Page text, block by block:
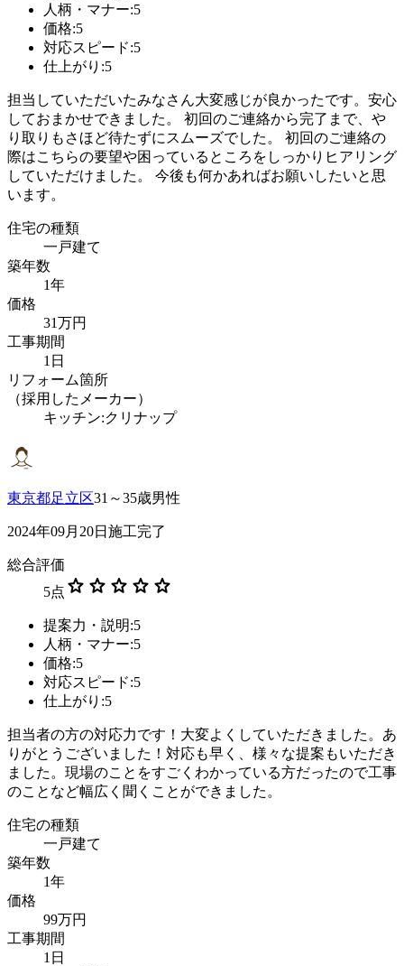
人柄・マナー:5
価格:5
対応スピード:5
仕上がり:5
担当していただいたみなさん大変感じが良かったです。安心
しておまかせできました。 初回のご連絡から完了まで、や
り取りもさほど待たずにスムーズでした。 初回のご連絡の
際はこちらの要望や困っているところをしっかりヒアリング
していただけました。 今後も何かあればお願いしたいと思
います。
住宅の種類
一戸建て
築年数
1年
価格
31万円
工事期間
1日
リフォーム箇所
（採用したメーカー）
キッチン:クリナップ
東京都足立区31～35歳男性
2024年09月20日施工完了
総合評価
5点 star star star star star
提案力・説明:5
人柄・マナー:5
価格:5
対応スピード:5
仕上がり:5
担当者の方の対応力です！大変よくしていただきました。あ
りがとうございました！対応も早く、様々な提案もいただき
ました。現場のことをすごくわかっている方だったので工事
のことなど幅広く聞くことができました。
住宅の種類
一戸建て
築年数
1年
価格
99万円
工事期間
1日